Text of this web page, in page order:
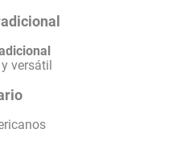
versátil